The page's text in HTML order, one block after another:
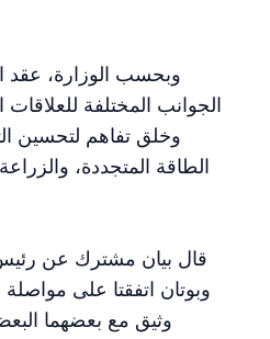
وبحسب الوزارة، عقد
الجوانب المختلفة للعلاقات
وخلق تفاهم لتحسين
الطاقة المتجددة،
قال بيان مشترك عن رئيس
وبوتان اتفقتا على
وثيق مع بعضهما